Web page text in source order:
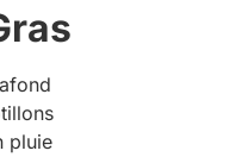
pluie